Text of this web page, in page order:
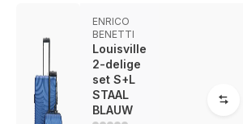
ENRICO
BENETTI
Louisville
2-delige
set S+L
STAAL
BLAUW